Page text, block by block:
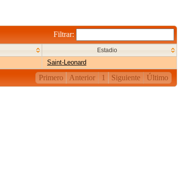
Filtrar:
Estadio
Saint-Leonard
Primero Anterior 1 Siguiente Último